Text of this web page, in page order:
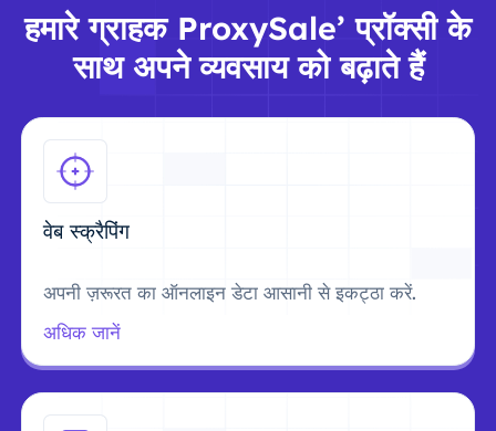
हमारे ग्राहक ProxySale’ प्रॉक्सी के
साथ अपने व्यवसाय को बढ़ाते हैं
वेब स्क्रैपिंग
अपनी ज़रूरत का ऑनलाइन डेटा आसानी से इकट्ठा करें.
अधिक जानें